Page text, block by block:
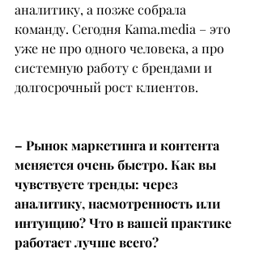
аналитику, а позже собрала
команду. Сегодня Kama.media – это
уже не про одного человека, а про
системную работу с брендами и
долгосрочный рост клиентов.
– Рынок маркетинга и контента
меняется очень быстро. Как вы
чувствуете тренды: через
аналитику, насмотренность или
интуицию? Что в вашей практике
работает лучше всего?